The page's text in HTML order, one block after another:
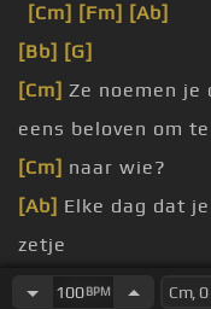
[Cm] [Fm] [Ab]
[Bb] [G]
[Cm] Ze noemen je
eens beloven om
[Cm] naar wie?
[Ab] Elke dag dat
zetje
Ik wil niet dat
100BPM